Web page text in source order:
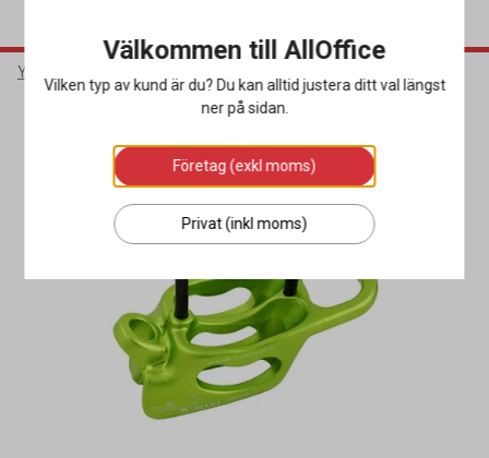
Yrkeskläder & Skydd
Välkommen till AllOffice
Vilken typ av kund är du? Du kan alltid justera ditt val längst
ner på sidan.
Företag (exkl moms)
Privat (inkl moms)